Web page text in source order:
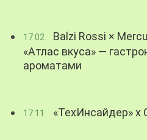
17:02
Balzi Rossi ×
«Атлас вкуса» —
ароматами
17:11 «ТехИнсайдер» х